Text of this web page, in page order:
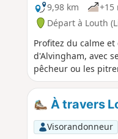
9,98 km
+15
Départ à Louth
Profitez du calme
d'Alvingham, avec
pêcheur ou les
À travers
Visorandonneur